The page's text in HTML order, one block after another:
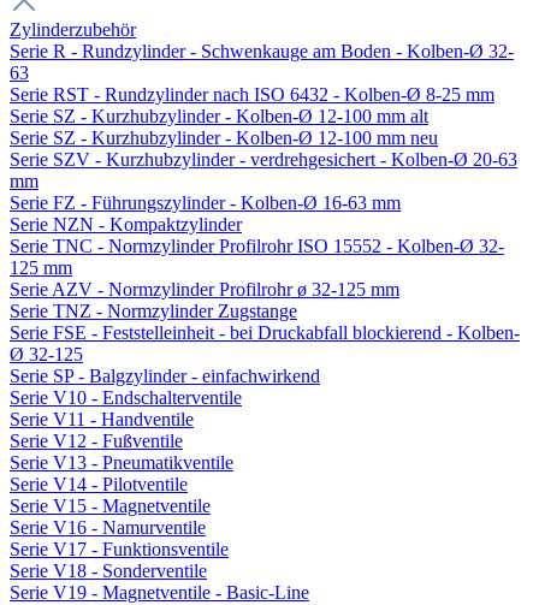
Zylinderzubehör
Serie R - Rundzylinder - Schwenkauge am Boden - Kolben-Ø 32-
63
Serie RST - Rundzylinder nach ISO 6432 - Kolben-Ø 8-25 mm
Serie SZ - Kurzhubzylinder - Kolben-Ø 12-100 mm alt
Serie SZ - Kurzhubzylinder - Kolben-Ø 12-100 mm neu
Serie SZV - Kurzhubzylinder - verdrehgesichert - Kolben-Ø 20-63
mm
Serie FZ - Führungszylinder - Kolben-Ø 16-63 mm
Serie NZN - Kompaktzylinder
Serie TNC - Normzylinder Profilrohr ISO 15552 - Kolben-Ø 32-
125 mm
Serie AZV - Normzylinder Profilrohr ø 32-125 mm
Serie TNZ - Normzylinder Zugstange
Serie FSE - Feststelleinheit - bei Druckabfall blockierend - Kolben-
Ø 32-125
Serie SP - Balgzylinder - einfachwirkend
Serie V10 - Endschalterventile
Serie V11 - Handventile
Serie V12 - Fußventile
Serie V13 - Pneumatikventile
Serie V14 - Pilotventile
Serie V15 - Magnetventile
Serie V16 - Namurventile
Serie V17 - Funktionsventile
Serie V18 - Sonderventile
Serie V19 - Magnetventile - Basic-Line